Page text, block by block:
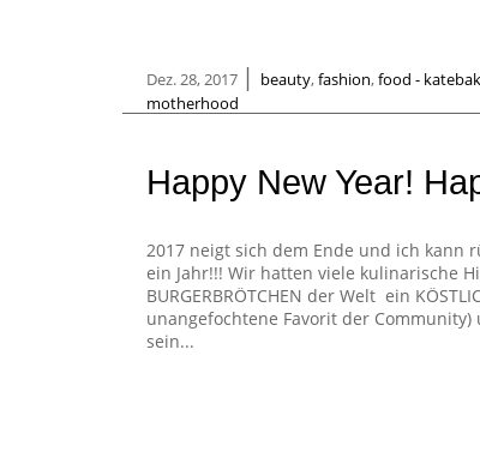
Dez. 28, 2017 | beauty,fashion,food -
motherhood
Happy New Year!
2017 neigt sich dem Ende und ich kann
ein Jahr!!! Wir hatten viele kulinarische
BURGERBRÖTCHEN der Welt ein
unangefochtene Favorit der
sein...